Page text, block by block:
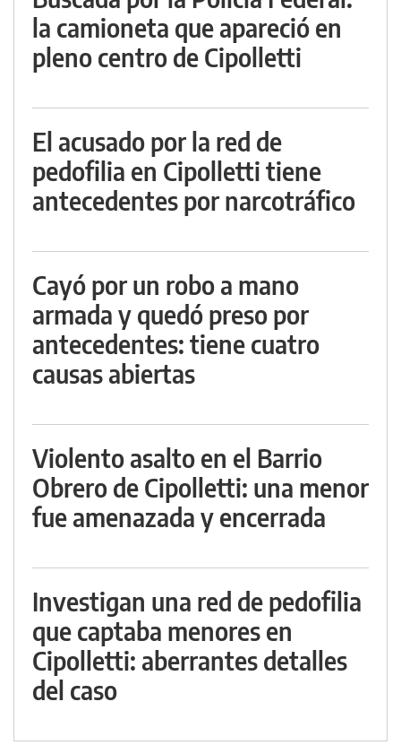
la camioneta que apareció en
pleno centro de Cipolletti
El acusado por la red de
pedofilia en Cipolletti tiene
antecedentes por narcotráfico
Cayó por un robo a mano
armada y quedó preso por
antecedentes: tiene cuatro
causas abiertas
Violento asalto en el Barrio
Obrero de Cipolletti: una menor
fue amenazada y encerrada
Investigan una red de pedofilia
que captaba menores en
Cipolletti: aberrantes detalles
del caso